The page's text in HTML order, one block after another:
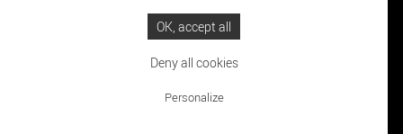
Mentions légales
OK, accept all
Deny all cookies
Personalize